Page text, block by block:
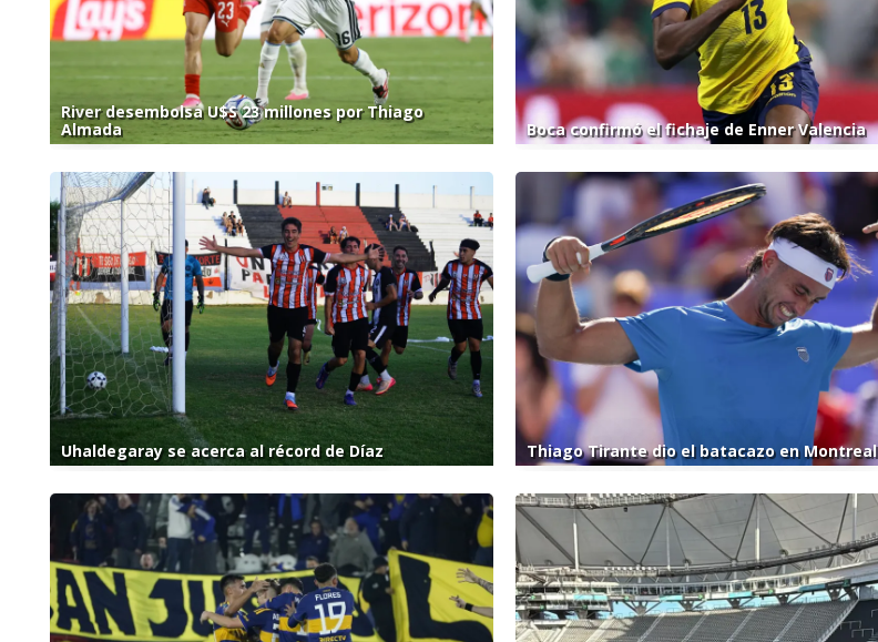
River desembolsa U$S 23 millones por Thiago
Almada
Boca confirmó el fichaje de Enner Valencia
Uhaldegaray se acerca al récord de Díaz Thiago Tirante dio el batacazo en Montreal